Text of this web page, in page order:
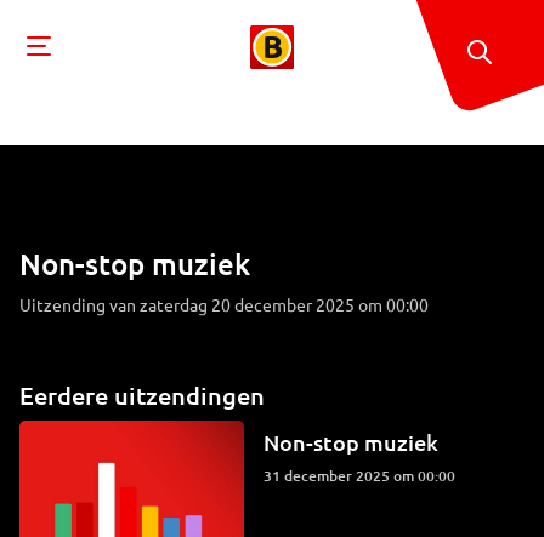
Non-stop muziek
Uitzending van zaterdag 20 december 2025 om 00:00
Eerdere uitzendingen
Non-stop muziek
31 december 2025 om 00:00